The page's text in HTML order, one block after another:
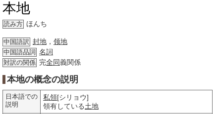
本地
読み方 ほんち
中国語訳 封地 ， 领地
中国語品詞 名詞
対訳の関係 完全同義関係
本地の概念の説明
日本語での
説明
私領[シリョウ]
領有している土地